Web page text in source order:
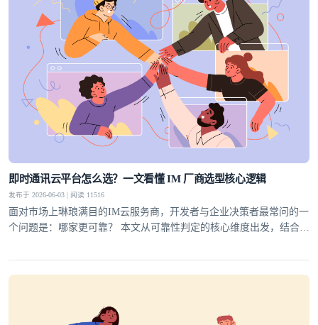
即时通讯云平台怎么选？一文看懂 IM 厂商选型核心逻辑
发布于 2026-06-03 | 阅读 11516
面对市场上琳琅满目的IM云服务商，开发者与企业决策者最常问的一
个问题是：哪家更可靠？ 本文从可靠性判定的核心维度出发，结合行